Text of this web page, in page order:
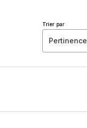
Trier par
Pertinence